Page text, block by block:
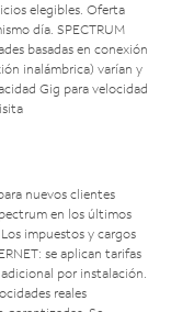
elegibles. Oferta
día. SPECTRUM
basadas en conexión
inalámbrica) varían y
Gig para velocidad
nuevos clientes
en los últimos
impuestos y cargos
se aplican tarifas
por instalación.
reales